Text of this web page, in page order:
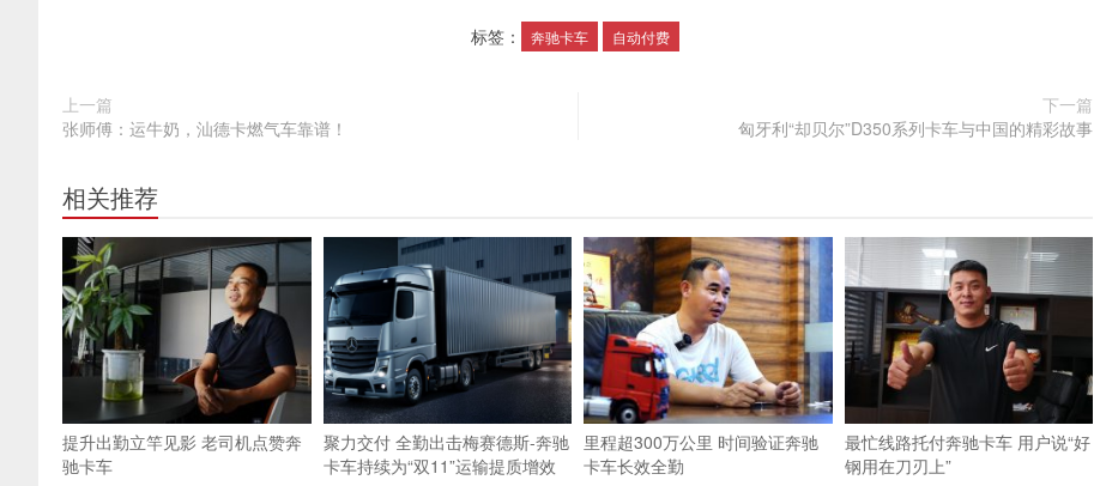
标签： 奔驰卡车 自动付费
上一篇
张师傅：运牛奶，汕德卡燃气车靠谱！
下一篇
匈牙利“却贝尔”D350系列卡车与中国的精彩故事
相关推荐
提升出勤立竿见影 老司机点赞奔
驰卡车
聚力交付 全勤出击梅赛德斯-奔驰
卡车持续为“双11”运输提质增效
里程超300万公里 时间验证奔驰
卡车长效全勤
最忙线路托付奔驰卡车 用户说“好
钢用在刀刃上”